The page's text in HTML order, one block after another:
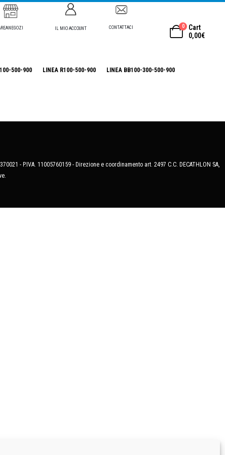
IL MIO ACCOUNT CONTATTACI 0
Cart
0,00€
500-900 LINEA R100-500-900 LINEA BB100-300-500-900
- P.IVA. 11005760159 - Direzione e coordinamento art. 2497 C.C. DECATHLON SA,